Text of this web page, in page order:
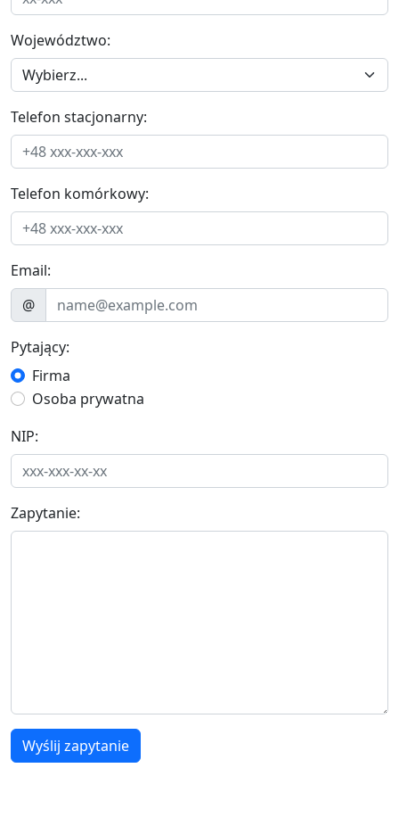
Województwo:
Telefon stacjonarny:
Telefon komórkowy:
Email:
@
Pytający:
Firma
Osoba prywatna
NIP:
Zapytanie:
Wyślij zapytanie